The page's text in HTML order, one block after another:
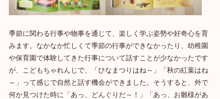
季節に関わる行事や物事を通じて、楽しく学ぶ姿勢や好奇心を育
みます。なかなか忙しくて季節の行事ができなかったり、幼稚園
や保育園で体験してきた行事について話すことが少なかったです
が、こどもちゃれんじで、「ひなまつりはね～」「秋の紅葉はね
～」って感じで自然と話す機会ができました。そうすると、外で
何か見つけた時に「あっ、どんぐりだ～！」「あっ、お雛様があ